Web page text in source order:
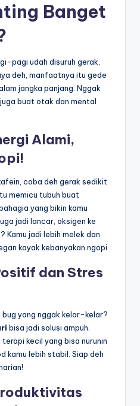
Banget
pagi udah disuruh gerak,
deh, manfaatnya itu gede
jangka panjang. Nggak
buat otak dan mental
Alami,
coba deh gerak sedikit
memicu tubuh buat
yang bikin kamu
jadi lancar, oksigen ke
Kamu jadi lebih melek dan
kayak kebanyakan ngopi.
dan Stres
yang nggak kelar-kelar?
bisa jadi solusi ampuh.
kecil yang bisa nurunin
kamu lebih stabil. Siap deh